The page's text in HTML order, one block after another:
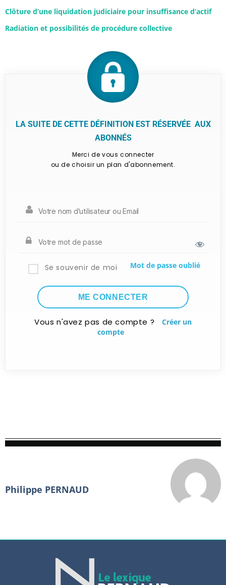
Clôture d’une liquidation judiciaire pour insuffisance d’actif
Radiation et possibilités de procédure collective
LA SUITE DE CETTE DÉFINITION EST RÉSERVÉE AUX
ABONNÉS
Merci de vous connecter
ou de choisir un plan d'abonnement.
Se souvenir de moi Mot de passe oublié
Vous n'avez pas de compte ?
Créer un
compte
Philippe PERNAUD